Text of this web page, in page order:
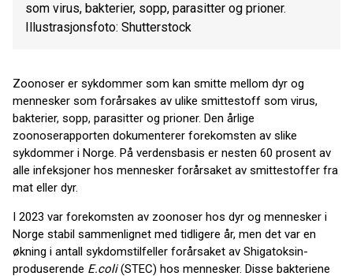
som virus, bakterier, sopp, parasitter og prioner.
Illustrasjonsfoto: Shutterstock
Zoonoser er sykdommer som kan smitte mellom dyr og
mennesker som forårsakes av ulike smittestoff som virus,
bakterier, sopp, parasitter og prioner. Den årlige
zoonoserapporten dokumenterer forekomsten av slike
sykdommer i Norge. På verdensbasis er nesten 60 prosent av
alle infeksjoner hos mennesker forårsaket av smittestoffer fra
mat eller dyr.
I 2023 var forekomsten av zoonoser hos dyr og mennesker i
Norge stabil sammenlignet med tidligere år, men det var en
økning i antall sykdomstilfeller forårsaket av Shigatoksin-
produserende E.coli(STEC) hos mennesker. Disse bakteriene